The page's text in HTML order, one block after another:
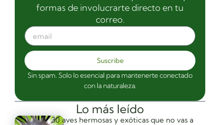
Lo más leído
30 aves hermosas y exóticas que no vas a
formas de involucrarte directo en tu
correo.
Suscribe
Sin spam. Solo lo esencial para mantenerte conectado
con la naturaleza.